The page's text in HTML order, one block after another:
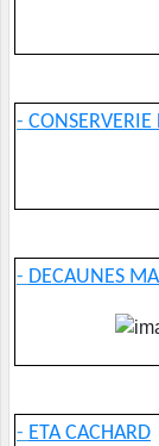
-
- DECAUNES
- ETA CACHARD